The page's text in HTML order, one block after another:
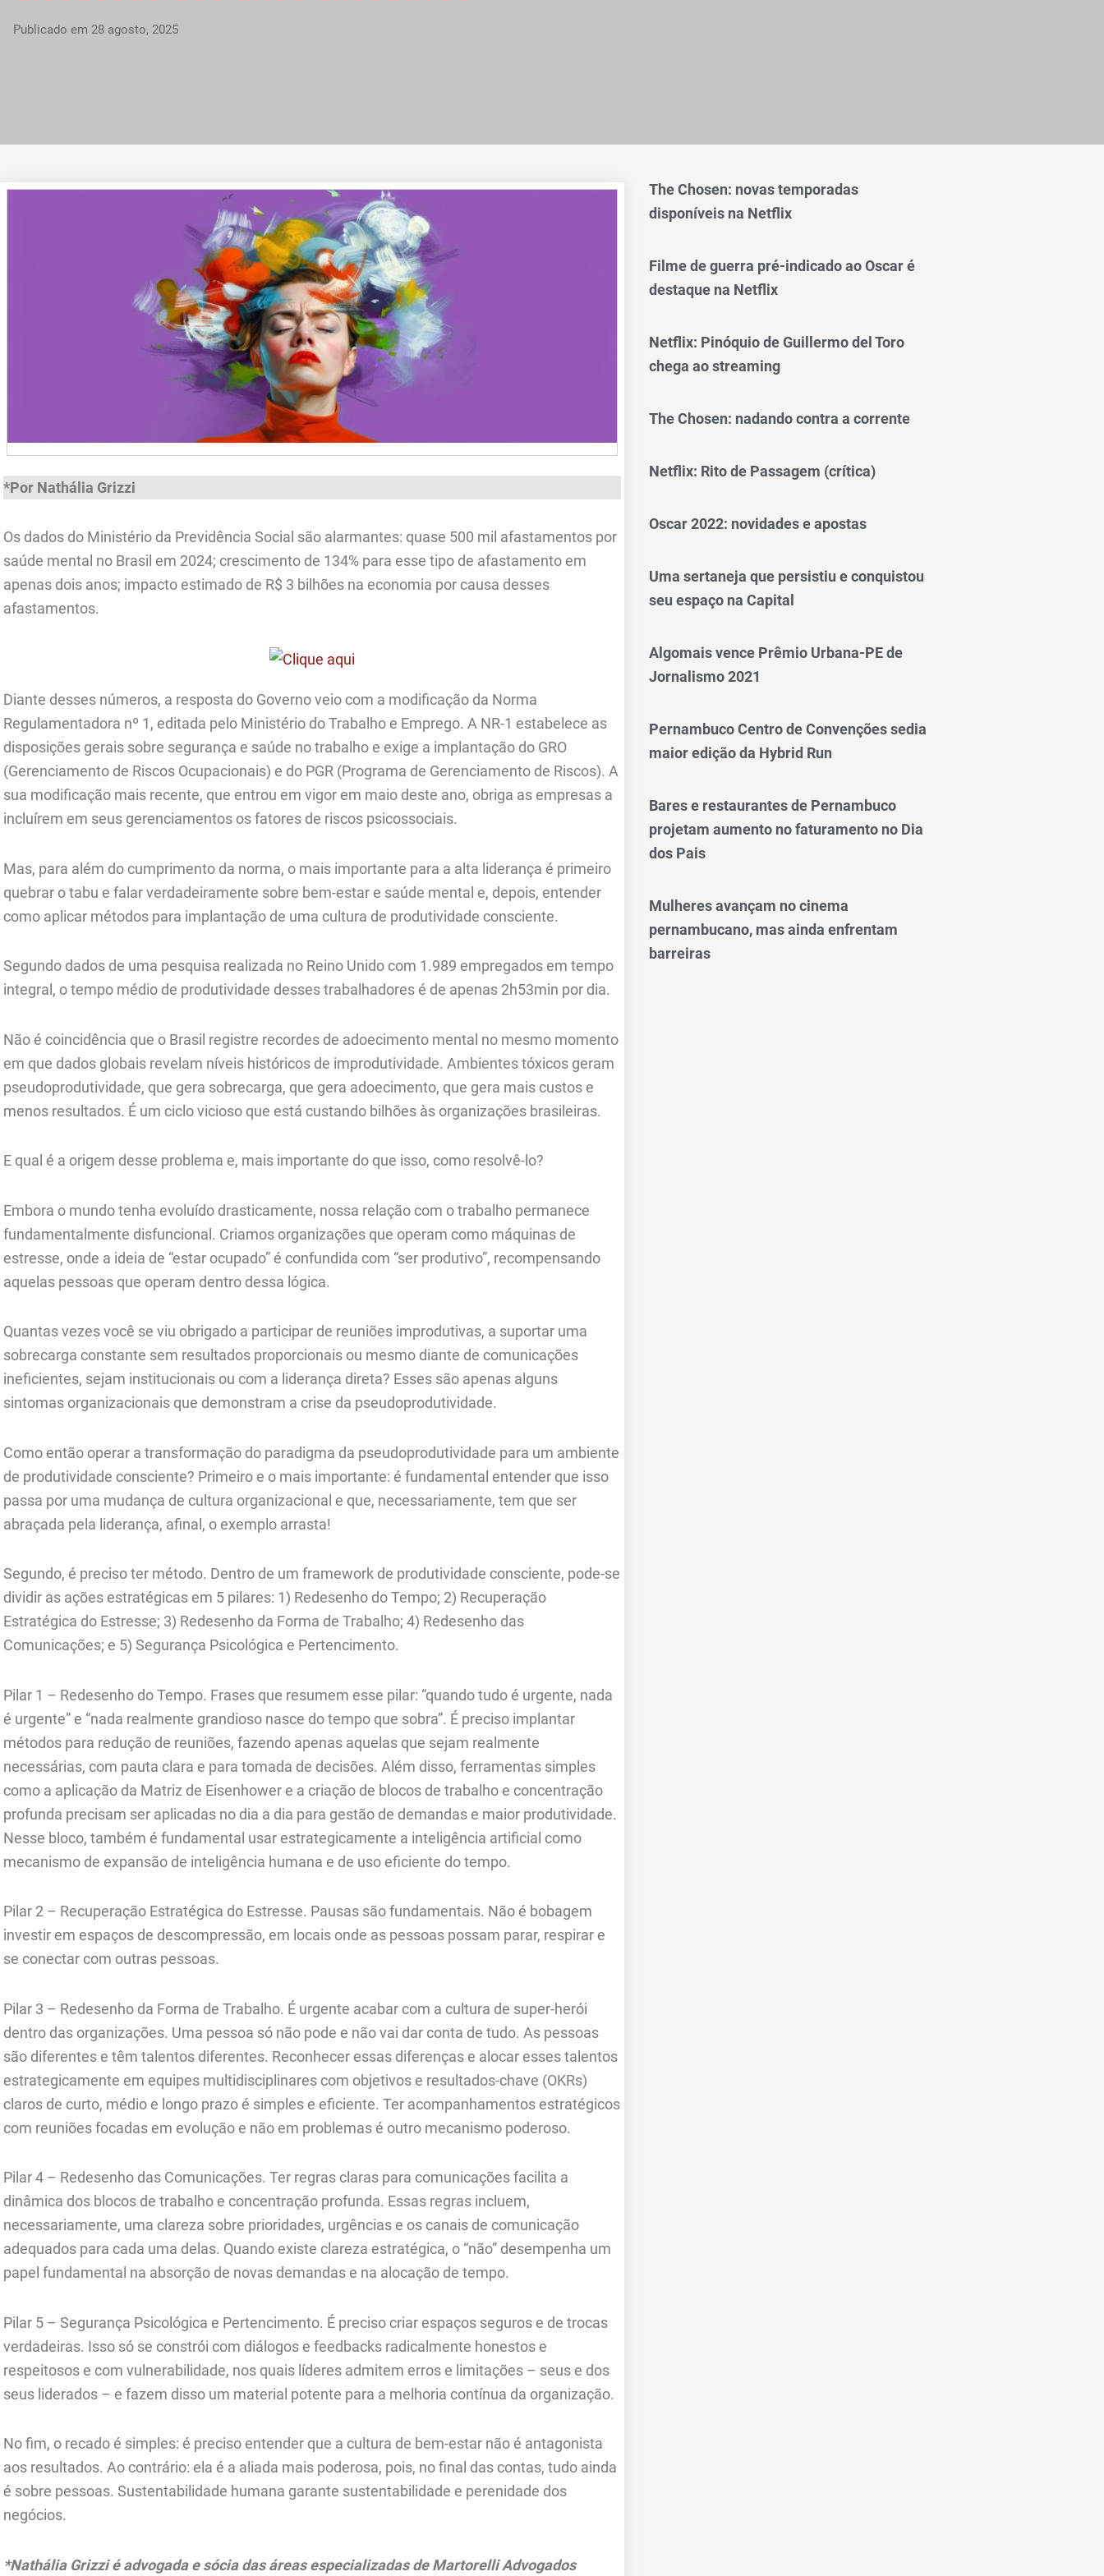
Publicado em 28 agosto, 2025
*Por Nathália Grizzi
Os dados do Ministério da Previdência Social são alarmantes: quase 500 mil afastamentos por
saúde mental no Brasil em 2024; crescimento de 134% para esse tipo de afastamento em
apenas dois anos; impacto estimado de R$ 3 bilhões na economia por causa desses
afastamentos.
Diante desses números, a resposta do Governo veio com a modificação da Norma
Regulamentadora nº 1, editada pelo Ministério do Trabalho e Emprego. A NR-1 estabelece as
disposições gerais sobre segurança e saúde no trabalho e exige a implantação do GRO
(Gerenciamento de Riscos Ocupacionais) e do PGR (Programa de Gerenciamento de Riscos). A
sua modificação mais recente, que entrou em vigor em maio deste ano, obriga as empresas a
incluírem em seus gerenciamentos os fatores de riscos psicossociais.
Mas, para além do cumprimento da norma, o mais importante para a alta liderança é primeiro
quebrar o tabu e falar verdadeiramente sobre bem-estar e saúde mental e, depois, entender
como aplicar métodos para implantação de uma cultura de produtividade consciente.
Segundo dados de uma pesquisa realizada no Reino Unido com 1.989 empregados em tempo
integral, o tempo médio de produtividade desses trabalhadores é de apenas 2h53min por dia.
Não é coincidência que o Brasil registre recordes de adoecimento mental no mesmo momento
em que dados globais revelam níveis históricos de improdutividade. Ambientes tóxicos geram
pseudoprodutividade, que gera sobrecarga, que gera adoecimento, que gera mais custos e
menos resultados. É um ciclo vicioso que está custando bilhões às organizações brasileiras.
E qual é a origem desse problema e, mais importante do que isso, como resolvê-lo?
Embora o mundo tenha evoluído drasticamente, nossa relação com o trabalho permanece
fundamentalmente disfuncional. Criamos organizações que operam como máquinas de
estresse, onde a ideia de “estar ocupado” é confundida com “ser produtivo”, recompensando
aquelas pessoas que operam dentro dessa lógica.
Quantas vezes você se viu obrigado a participar de reuniões improdutivas, a suportar uma
sobrecarga constante sem resultados proporcionais ou mesmo diante de comunicações
ineficientes, sejam institucionais ou com a liderança direta? Esses são apenas alguns
sintomas organizacionais que demonstram a crise da pseudoprodutividade.
Como então operar a transformação do paradigma da pseudoprodutividade para um ambiente
de produtividade consciente? Primeiro e o mais importante: é fundamental entender que isso
passa por uma mudança de cultura organizacional e que, necessariamente, tem que ser
abraçada pela liderança, afinal, o exemplo arrasta!
Segundo, é preciso ter método. Dentro de um framework de produtividade consciente, pode-se
dividir as ações estratégicas em 5 pilares: 1) Redesenho do Tempo; 2) Recuperação
Estratégica do Estresse; 3) Redesenho da Forma de Trabalho; 4) Redesenho das
Comunicações; e 5) Segurança Psicológica e Pertencimento.
Pilar 1 – Redesenho do Tempo. Frases que resumem esse pilar: “quando tudo é urgente, nada
é urgente” e “nada realmente grandioso nasce do tempo que sobra”. É preciso implantar
métodos para redução de reuniões, fazendo apenas aquelas que sejam realmente
necessárias, com pauta clara e para tomada de decisões. Além disso, ferramentas simples
como a aplicação da Matriz de Eisenhower e a criação de blocos de trabalho e concentração
profunda precisam ser aplicadas no dia a dia para gestão de demandas e maior produtividade.
Nesse bloco, também é fundamental usar estrategicamente a inteligência artificial como
mecanismo de expansão de inteligência humana e de uso eficiente do tempo.
Pilar 2 – Recuperação Estratégica do Estresse. Pausas são fundamentais. Não é bobagem
investir em espaços de descompressão, em locais onde as pessoas possam parar, respirar e
se conectar com outras pessoas.
Pilar 3 – Redesenho da Forma de Trabalho. É urgente acabar com a cultura de super-herói
dentro das organizações. Uma pessoa só não pode e não vai dar conta de tudo. As pessoas
são diferentes e têm talentos diferentes. Reconhecer essas diferenças e alocar esses talentos
estrategicamente em equipes multidisciplinares com objetivos e resultados-chave (OKRs)
claros de curto, médio e longo prazo é simples e eficiente. Ter acompanhamentos estratégicos
com reuniões focadas em evolução e não em problemas é outro mecanismo poderoso.
Pilar 4 – Redesenho das Comunicações. Ter regras claras para comunicações facilita a
dinâmica dos blocos de trabalho e concentração profunda. Essas regras incluem,
necessariamente, uma clareza sobre prioridades, urgências e os canais de comunicação
adequados para cada uma delas. Quando existe clareza estratégica, o “não” desempenha um
papel fundamental na absorção de novas demandas e na alocação de tempo.
Pilar 5 – Segurança Psicológica e Pertencimento. É preciso criar espaços seguros e de trocas
verdadeiras. Isso só se constrói com diálogos e feedbacks radicalmente honestos e
respeitosos e com vulnerabilidade, nos quais líderes admitem erros e limitações – seus e dos
seus liderados – e fazem disso um material potente para a melhoria contínua da organização.
No fim, o recado é simples: é preciso entender que a cultura de bem-estar não é antagonista
aos resultados. Ao contrário: ela é a aliada mais poderosa, pois, no final das contas, tudo ainda
é sobre pessoas. Sustentabilidade humana garante sustentabilidade e perenidade dos
negócios.
*Nathália Grizzi é advogada e sócia das áreas especializadas de Martorelli Advogados
The Chosen: novas temporadas
disponíveis na Netflix
Filme de guerra pré-indicado ao Oscar é
destaque na Netflix
Netflix: Pinóquio de Guillermo del Toro
chega ao streaming
The Chosen: nadando contra a corrente
Netflix: Rito de Passagem (crítica)
Oscar 2022: novidades e apostas
Uma sertaneja que persistiu e conquistou
seu espaço na Capital
Algomais vence Prêmio Urbana-PE de
Jornalismo 2021
Pernambuco Centro de Convenções sedia
maior edição da Hybrid Run
Bares e restaurantes de Pernambuco
projetam aumento no faturamento no Dia
dos Pais
Mulheres avançam no cinema
pernambucano, mas ainda enfrentam
barreiras